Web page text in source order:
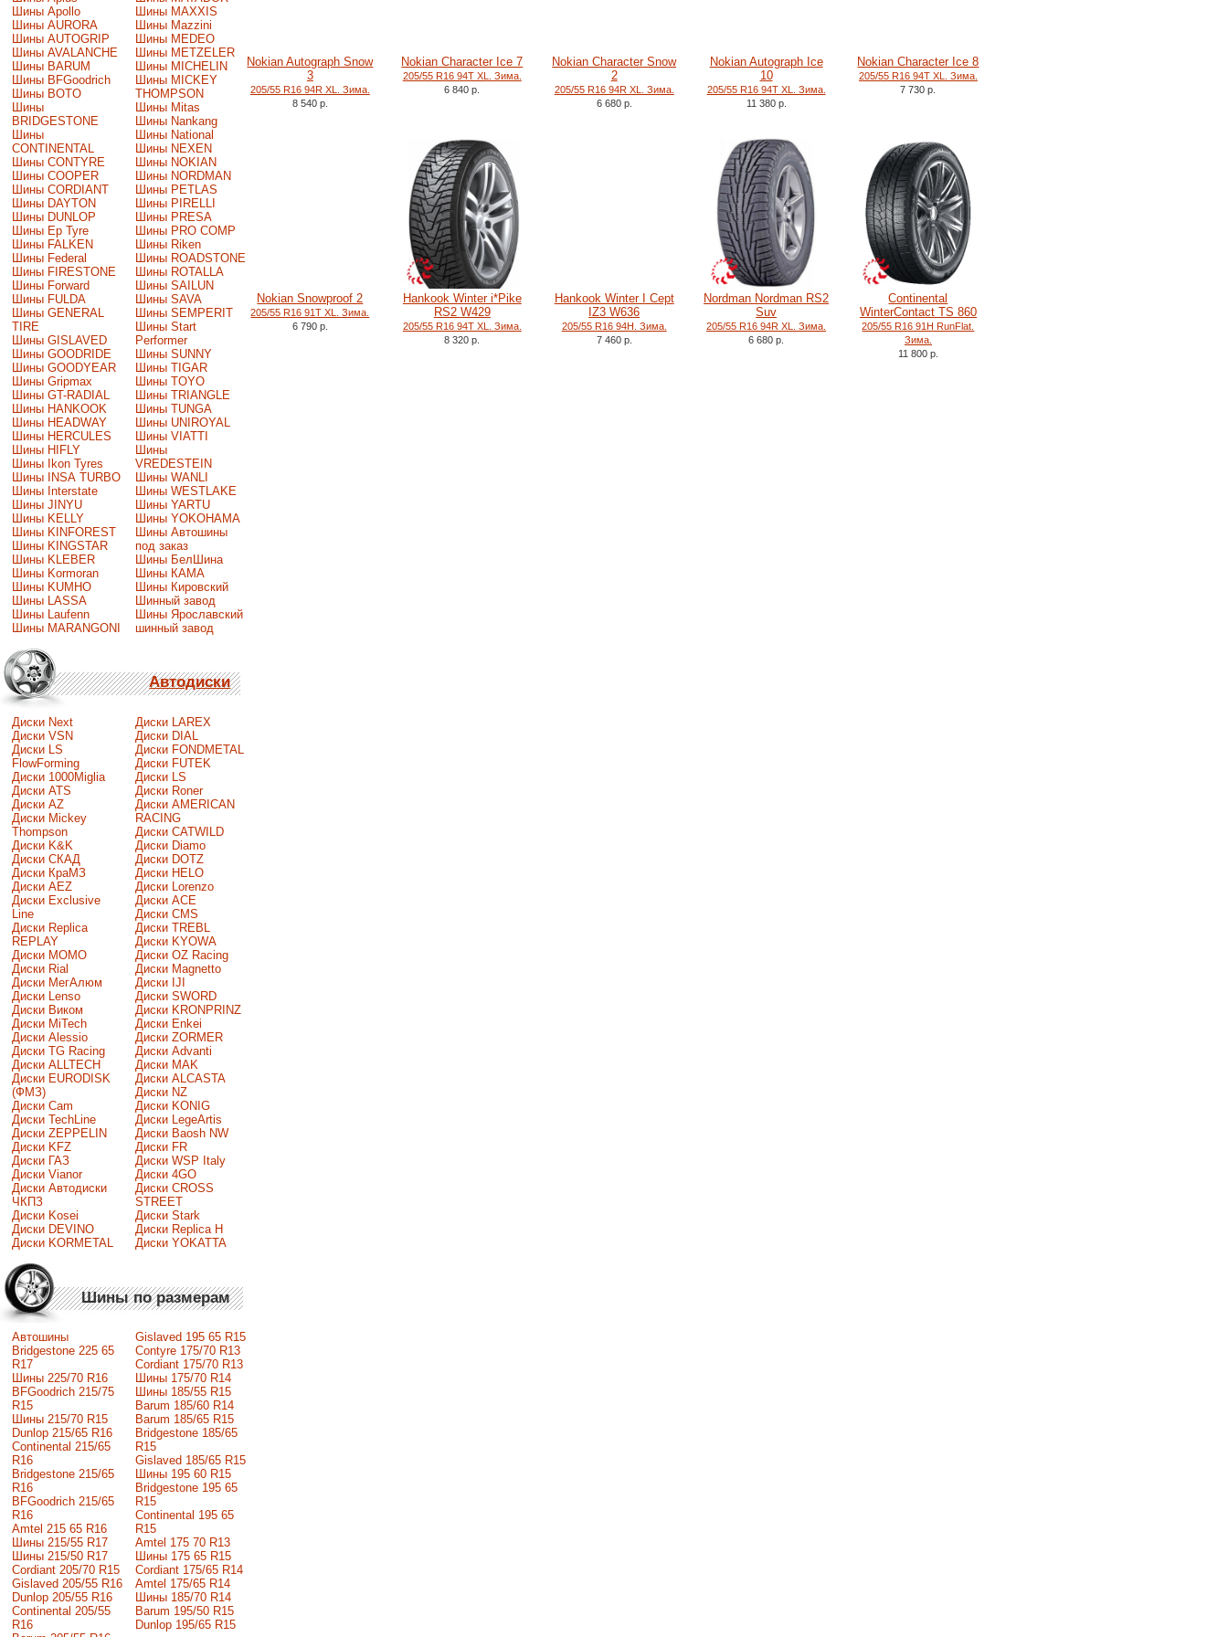
Шины Apollo
Шины AURORA
Шины AUTOGRIP
Шины AVALANCHE
Шины BARUM
Шины BFGoodrich
Шины BOTO
Шины
BRIDGESTONE
Шины
CONTINENTAL
Шины CONTYRE
Шины COOPER
Шины CORDIANT
Шины DAYTON
Шины DUNLOP
Шины Ep Tyre
Шины FALKEN
Шины Federal
Шины FIRESTONE
Шины Forward
Шины FULDA
Шины GENERAL
TIRE
Шины GISLAVED
Шины GOODRIDE
Шины GOODYEAR
Шины Gripmax
Шины GT-RADIAL
Шины HANKOOK
Шины HEADWAY
Шины HERCULES
Шины HIFLY
Шины Ikon Tyres
Шины INSA TURBO
Шины Interstate
Шины JINYU
Шины KELLY
Шины KINFOREST
Шины KINGSTAR
Шины KLEBER
Шины Kormoran
Шины KUMHO
Шины LASSA
Шины Laufenn
Шины MARANGONI
Шины MAXXIS
Шины Mazzini
Шины MEDEO
Шины METZELER
Шины MICHELIN
Шины MICKEY
THOMPSON
Шины Mitas
Шины Nankang
Шины National
Шины NEXEN
Шины NOKIAN
Шины NORDMAN
Шины PETLAS
Шины PIRELLI
Шины PRESA
Шины PRO COMP
Шины Riken
Шины ROADSTONE
Шины ROTALLA
Шины SAILUN
Шины SAVA
Шины SEMPERIT
Шины Start
Performer
Шины SUNNY
Шины TIGAR
Шины TOYO
Шины TRIANGLE
Шины TUNGA
Шины UNIROYAL
Шины VIATTI
Шины
VREDESTEIN
Шины WANLI
Шины WESTLAKE
Шины YARTU
Шины YOKOHAMA
Шины Автошины
под заказ
Шины БелШина
Шины КАМА
Шины Кировский
Шинный завод
Шины Ярославский
шинный завод
Автодиски
Диски Next
Диски VSN
Диски LS
FlowForming
Диски 1000Miglia
Диски ATS
Диски AZ
Диски Mickey
Thompson
Диски K&K
Диски СКАД
Диски КраМЗ
Диски AEZ
Диски Exclusive
Line
Диски Replica
REPLAY
Диски MOMO
Диски Rial
Диски МегАлюм
Диски Lenso
Диски Виком
Диски MiTech
Диски Alessio
Диски TG Racing
Диски ALLTECH
Диски EURODISK
(ФМЗ)
Диски Cam
Диски TechLine
Диски ZEPPELIN
Диски KFZ
Диски ГАЗ
Диски Vianor
Диски Автодиски
ЧКПЗ
Диски Kosei
Диски DEVINO
Диски KORMETAL
Диски LAREX
Диски DIAL
Диски FONDMETAL
Диски FUTEK
Диски LS
Диски Roner
Диски AMERICAN
RACING
Диски CATWILD
Диски Diamo
Диски DOTZ
Диски HELO
Диски Lorenzo
Диски ACE
Диски CMS
Диски TREBL
Диски KYOWA
Диски OZ Racing
Диски Magnetto
Диски IJI
Диски SWORD
Диски KRONPRINZ
Диски Enkei
Диски ZORMER
Диски Advanti
Диски MAK
Диски ALCASTA
Диски NZ
Диски KONIG
Диски LegeArtis
Диски Baosh NW
Диски FR
Диски WSP Italy
Диски 4GO
Диски CROSS
STREET
Диски Stark
Диски Replica H
Диски YOKATTA
Шины по размерам
Автошины
Bridgestone 225 65
R17
Шины 225/70 R16
BFGoodrich 215/75
R15
Шины 215/70 R15
Dunlop 215/65 R16
Continental 215/65
R16
Bridgestone 215/65
R16
BFGoodrich 215/65
R16
Amtel 215 65 R16
Шины 215/55 R17
Шины 215/50 R17
Сordiant 205/70 R15
Gislaved 205/55 R16
Dunlop 205/55 R16
Continental 205/55
R16
Gislaved 195 65 R15
Contyre 175/70 R13
Cordiant 175/70 R13
Шины 175/70 R14
Шины 185/55 R15
Barum 185/60 R14
Barum 185/65 R15
Bridgestone 185/65
R15
Gislaved 185/65 R15
Шины 195 60 R15
Bridgestone 195 65
R15
Continental 195 65
R15
Amtel 175 70 R13
Шины 175 65 R15
Cordiant 175/65 R14
Amtel 175/65 R14
Шины 185/70 R14
Barum 195/50 R15
Dunlop 195/65 R15
Nokian Autograph Snow
3
205/55 R16 94R XL. Зима.
8 540 р.
Nokian Character Ice 7
205/55 R16 94T XL. Зима.
6 840 р.
Nokian Character Snow
2
205/55 R16 94R XL. Зима.
6 680 р.
Nokian Autograph Ice
10
205/55 R16 94T XL. Зима.
11 380 р.
Nokian Character Ice 8
205/55 R16 94T XL. Зима.
7 730 р.
Nokian Snowproof 2
205/55 R16 91T XL. Зима.
6 790 р.
Hankook Winter i*Pike
RS2 W429
205/55 R16 94T XL. Зима.
8 320 р.
Hankook Winter I Cept
IZ3 W636
205/55 R16 94H. Зима.
7 460 р.
Nordman Nordman RS2
Suv
205/55 R16 94R XL. Зима.
6 680 р.
Continental
WinterContact TS 860
205/55 R16 91H RunFlat.
Зима.
11 800 р.